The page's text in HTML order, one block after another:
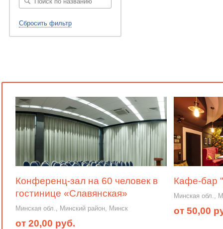
Сбросить фильтр
Конференц-зал на 60 человек в
гостинице «Славянская»
Минская обл., Минский район, Минск
от 20,00 руб.
Кафе-бар
Минская обл.,
от 50,00